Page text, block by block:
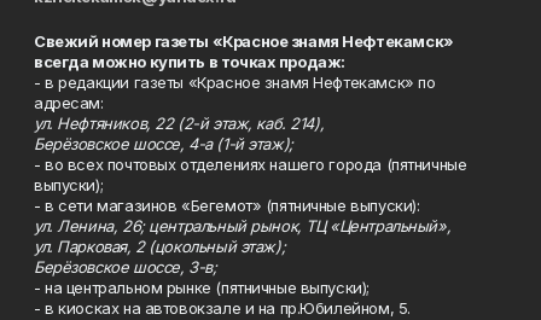
Свежий номер газеты «Красное знамя Нефтекамск»
всегда можно купить в точках продаж:
- в редакции газеты «Красное знамя Нефтекамск» по
адресам:
ул. Нефтяников, 22 (2-й этаж, каб. 214),
Берёзовское шоссе, 4-а (1-й этаж);
- во всех почтовых отделениях нашего города (пятничные
выпуски);
- в сети магазинов «Бегемот» (пятничные выпуски):
ул. Ленина, 26; центральный рынок, ТЦ «Центральный»,
ул. Парковая, 2 (цокольный этаж);
Берёзовское шоссе, 3-в;
- на центральном рынке (пятничные выпуски);
- в киосках на автовокзале и на пр.Юбилейном, 5.